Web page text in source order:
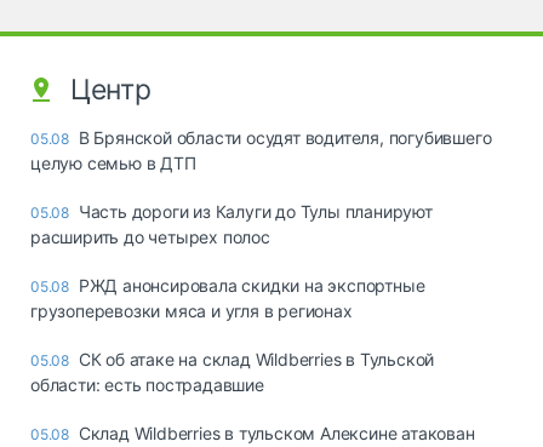
Центр
05.08 В Брянской области осудят водителя, погубившего
целую семью в ДТП
05.08 Часть дороги из Калуги до Тулы планируют
расширить до четырех полос
05.08 РЖД анонсировала скидки на экспортные
грузоперевозки мяса и угля в регионах
05.08 СК об атаке на склад Wildberries в Тульской
области: есть пострадавшие
05.08 Склад Wildberries в тульском Алексине атакован